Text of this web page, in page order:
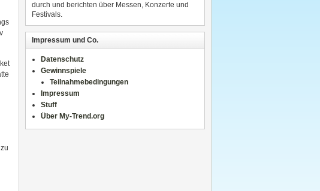
durch und berichten über Messen, Konzerte und
Festivals.
Impressum und Co.
Datenschutz
Gewinnspiele
Teilnahmebedingungen
Impressum
Stuff
Über My-Trend.org